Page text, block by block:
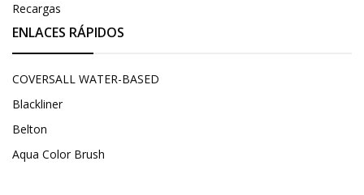
Recargas
ENLACES RÁPIDOS
COVERSALL WATER-BASED
Blackliner
Belton
Aqua Color Brush